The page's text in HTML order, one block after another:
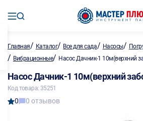
Главная/ Каталог/ Все для сада/ Насосы/
/ Вибрационные/ Насос Дачник-1 10м(верхний
Насос Дачник-1 10м(верхний
Код товара: 35251
0 0 отзывов